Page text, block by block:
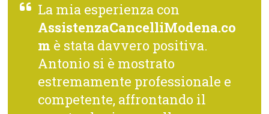
La mia esperienza con
AssistenzaCancelliModena.co
m è stata davvero positiva.
Antonio si è mostrato
estremamente professionale e
competente, affrontando il